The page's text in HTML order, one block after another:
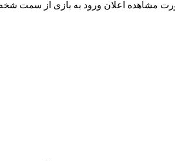
مشاهده اعلان ورود به بازی از سمت